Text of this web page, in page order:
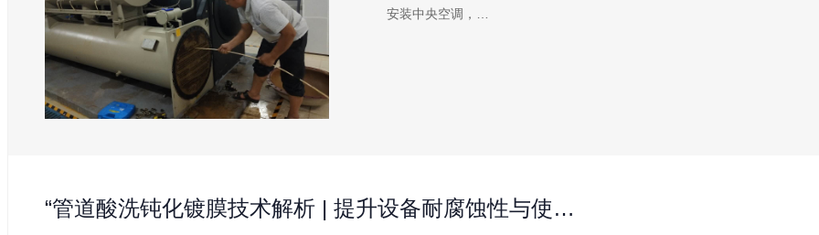
安装中央空调，…
“管道酸洗钝化镀膜技术解析 | 提升设备耐腐蚀性与使…